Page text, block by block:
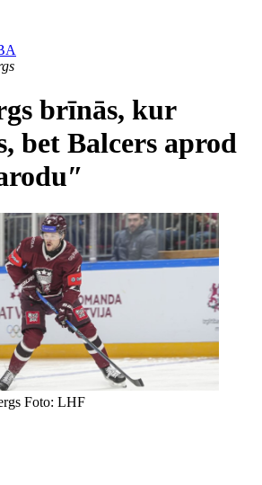
brīnās, kur
bet Balcers aprod
Foto: LHF